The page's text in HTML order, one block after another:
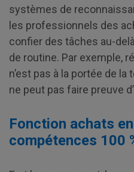
systèmes de
les professionnels des
confier des tâches au-
de routine. Par exemple,
n’est pas à la portée de la
ne peut pas faire preuve
Fonction achats
compétences 100